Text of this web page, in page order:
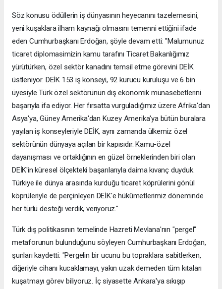
Söz konusu ödüllerin iş dünyasının heyecanını tazelemesini,
yeni kuşaklara ilham kaynağı olmasını temenni ettiğini ifade
eden Cumhurbaşkanı Erdoğan, şöyle devam etti: "Malumunuz
ticaret diplomasimizin kamu tarafını Ticaret Bakanlığımız
yürütürken, özel sektör kanadını temsil etme görevini DEİK
üstleniyor. DEİK 153 iş konseyi, 92 kurucu kuruluşu ve 6 bin
üyesiyle Türk özel sektörünün dış ekonomik münasebetlerini
başarıyla ifa ediyor. Her fırsatta vurguladığımız üzere Afrika'dan
Asya'ya, Güney Amerika'dan Kuzey Amerika'ya bütün buralara
yayılan iş konseyleriyle DEİK, aynı zamanda ülkemiz özel
sektörünün dünyaya açılan bir kapısıdır. Kamu-özel
dayanışması ve ortaklığının en güzel örneklerinden biri olan
DEİK'in küresel ölçekteki başarılarıyla daima kıvanç duyduk.
Türkiye ile dünya arasında kurduğu ticaret köprülerini gönül
köprüleriyle de perçinleyen DEİK'e hükûmetlerimiz döneminde
her türlü desteği verdik, veriyoruz."
Türk dış politikasının temelinde Hazreti Mevlana'nın "pergel"
metaforunun bulunduğunu söyleyen Cumhurbaşkanı Erdoğan,
şunları kaydetti: "Pergelin bir ucunu bu topraklara sabitlerken,
diğeriyle cihanı kucaklamayı, yakın uzak demeden tüm kıtaları
kuşatmayı görev biliyoruz. İç siyasette Ankara'ya sıkışıp